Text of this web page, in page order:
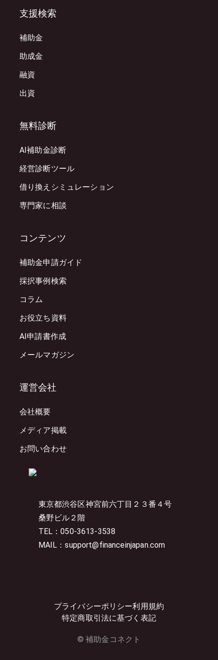
東京都渋谷区神宮前六丁目２３番４号
桑野ビル２階
TEL：050-3613-3538
MAIL：support@financeinjapan.com
プライバシーポリシー利用規約
特定商取引法に基づく表記
© 補助金コネクト
支援検索
補助金
助成金
融資
出資
無料診断
AI補助金診断
経営診断ツール
借り換えシミュレーション
専門家に相談
コンテンツ
補助金申請ガイド
採択事例検索
コラム
お役立ち資料
AI申請書作成
メールマガジン
運営会社
会社概要
メディア掲載
お問い合わせ